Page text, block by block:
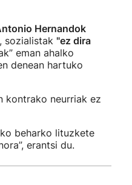
Hernandok
sozialistak "ez dira
eman ahalko
denean hartuko
kontrako neurriak ez
beharko lituzkete
erantsi du.